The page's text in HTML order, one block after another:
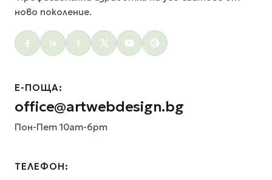
ново поколение.
Social menu
Е-ПОЩА:
office@artwebdesign.bg
Пон-Пет 10am-6pm
ТЕЛЕФОН: